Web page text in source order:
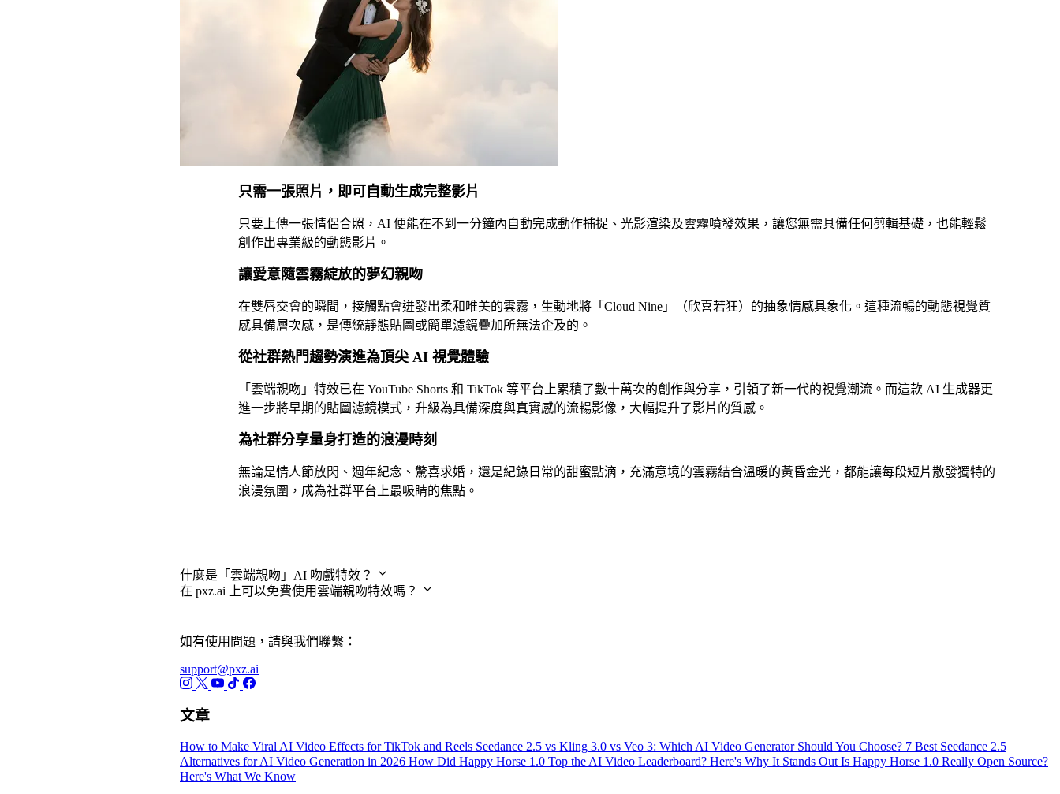
只需一張照片，即可自動生成完整影片
只要上傳一張情侶合照，AI 便能在不到一分鐘內自動完成動作捕捉、光影渲染及雲霧噴發效果，讓您無需具備任何剪輯基礎，也能輕鬆
創作出專業級的動態影片。
讓愛意隨雲霧綻放的夢幻親吻
在雙唇交會的瞬間，接觸點會迸發出柔和唯美的雲霧，生動地將「Cloud Nine」（欣喜若狂）的抽象情感具象化。這種流暢的動態視覺質
感具備層次感，是傳統靜態貼圖或簡單濾鏡疊加所無法企及的。
從社群熱門趨勢演進為頂尖 AI 視覺體驗
「雲端親吻」特效已在 YouTube Shorts 和 TikTok 等平台上累積了數十萬次的創作與分享，引領了新一代的視覺潮流。而這款 AI 生成器更
進一步將早期的貼圖濾鏡模式，升級為具備深度與真實感的流暢影像，大幅提升了影片的質感。
為社群分享量身打造的浪漫時刻
無論是情人節放閃、週年紀念、驚喜求婚，還是紀錄日常的甜蜜點滴，充滿意境的雲霧結合溫暖的黃昏金光，都能讓每段短片散發獨特的
浪漫氛圍，成為社群平台上最吸睛的焦點。
什麼是「雲端親吻」AI 吻戲特效？
在 pxz.ai 上可以免費使用雲端親吻特效嗎？
如有使用問題，請與我們聯繫：
support@pxz.ai
文章
How to Make Viral AI Video Effects for TikTok and Reels Seedance 2.5 vs Kling 3.0 vs Veo 3: Which AI Video Generator Should You Choose? 7 Best Seedance 2.5
Alternatives for AI Video Generation in 2026 How Did Happy Horse 1.0 Top the AI Video Leaderboard? Here's Why It Stands Out Is Happy Horse 1.0 Really Open Source?
Here's What We Know